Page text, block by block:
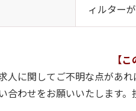
ィルター
【
人に関してご不明な点があ
合わせをお願いいたします